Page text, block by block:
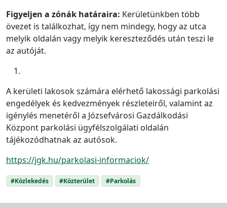
Figyeljen a zónák határaira: Kerületünkben több
övezet is találkozhat, így nem mindegy, hogy az utca
melyik oldalán vagy melyik kereszteződés után teszi le
az autóját.
A kerületi lakosok számára elérhető lakossági parkolási
engedélyek és kedvezmények részleteiről, valamint az
igénylés menetéről a Józsefvárosi Gazdálkodási
Központ parkolási ügyfélszolgálati oldalán
tájékozódhatnak az autósok.
https://jgk.hu/parkolasi-informaciok/
#Közlekedés #Közterület #Parkolás